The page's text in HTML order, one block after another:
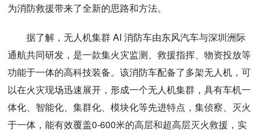
为消防救援带来了全新的思路和方法。
据了解，无人机集群 AI 消防车由东风汽车与深圳洲际
通航共同研发，是一款集火灾监测、救援指挥、物资投放等
功能于一体的高科技装备。该消防车配备了多架无人机，可
以在火灾现场迅速展开，形成一个无人机集群，具有车机一
体化、智能化、集群化、模块化等先进特点，集侦察、灭火
于一体，能有效覆盖0-600米的高层和超高层灭火救援，实